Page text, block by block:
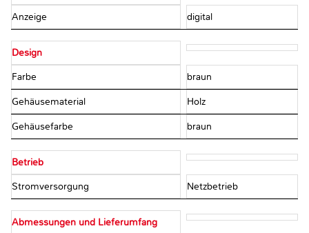
Anzeige digital
Design
Farbe braun
Gehäusematerial Holz
Gehäusefarbe braun
Betrieb
Stromversorgung Netzbetrieb
Abmessungen und Lieferumfang